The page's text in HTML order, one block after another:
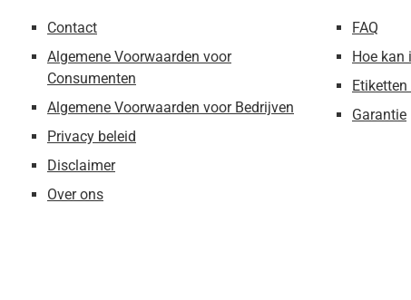
Contact
Algemene Voorwaarden voor
Consumenten
Algemene Voorwaarden voor Bedrijven
Privacy beleid
Disclaimer
Over ons
FAQ
Hoe kan
Garantie